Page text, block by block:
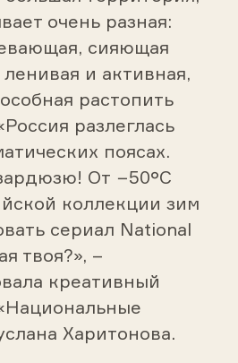
очень разная:
сияющая
и активная,
растопить
разлеглась
поясах.
От −50°C
коллекции зим
сериал National
твоя?», –
креативный
Харитонова.